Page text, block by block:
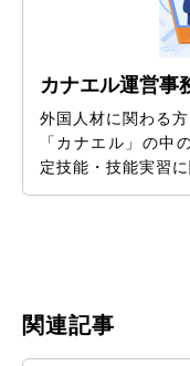
カナエル運営事
外国人材に関わる
「カナエル」の中
定技能・技能実習
関連記事